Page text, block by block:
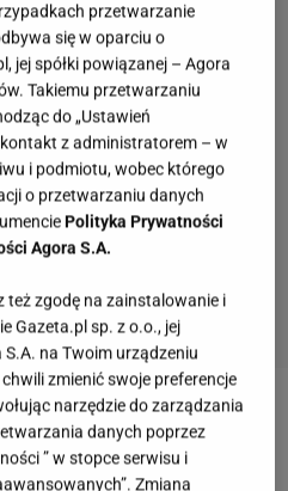
o "torturach" w
przetwarzanie
się w oparciu o
jej spółki powiązanej – Agora
Takiemu przetwarzaniu
do „Ustawień
z administratorem – w
i podmiotu, wobec którego
o przetwarzaniu danych
Polityka Prywatności
Agora S.A.
też zgodę na zainstalowanie i
Gazeta.pl sp. z o.o., jej
na Twoim urządzeniu
zmienić swoje preferencje
narzędzie do zarządzania
danych poprzez
” w stopce serwisu i
Zmiana